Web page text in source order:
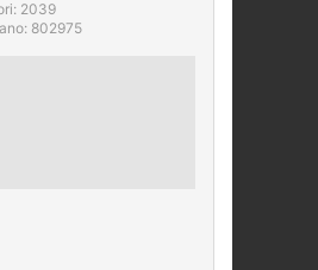
2039
802975